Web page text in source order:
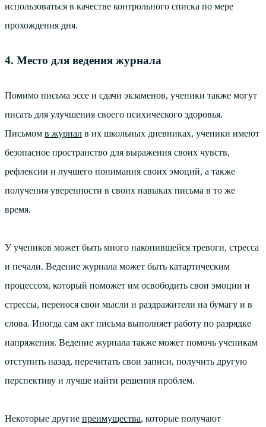
использоваться в качестве контрольного списка по мере
прохождения дня.
4. Место для ведения журнала
Помимо письма эссе и сдачи экзаменов, ученики также могут
писать для улучшения своего психического здоровья.
Письмом в журнал в их школьных дневниках, ученики имеют
безопасное пространство для выражения своих чувств,
рефлексии и лучшего понимания своих эмоций, а также
получения уверенности в своих навыках письма в то же
время.
У учеников может быть много накопившейся тревоги, стресса
и печали. Ведение журнала может быть катартическим
процессом, который поможет им освободить свои эмоции и
стрессы, перенося свои мысли и раздражители на бумагу и в
слова. Иногда сам акт письма выполняет работу по разрядке
напряжения. Ведение журнала также может помочь ученикам
отступить назад, перечитать свои записи, получить другую
перспективу и лучше найти решения проблем.
Некоторые другие преимущества, которые получают